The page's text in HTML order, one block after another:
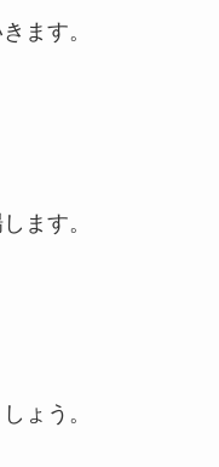
ます。
ます。
ょう。